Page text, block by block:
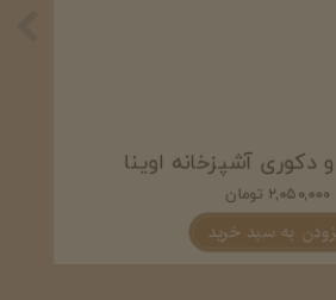
آشپزخانه میراندا
۱,۶۲۰,۰۰۰ تومان
به سبد خرید